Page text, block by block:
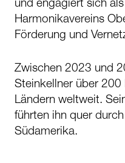
und engagiert sich
Harmonikavereins
Förderung und
Zwischen 2023 und
Steinkellner über 200
Ländern weltweit.
führten ihn quer
Südamerika.